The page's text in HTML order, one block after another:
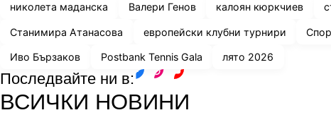
николета маданска Валери Генов калоян кюркчиев
Станимира Атанасова европейски клубни турнири
Иво Бързаков Postbank Tennis Gala лято 2026
Последвайте ни в:
ВСИЧКИ НОВИНИ